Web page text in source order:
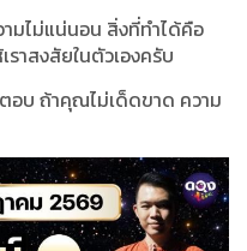
มไม่แน่นอน สิ่งที่ทำได้คือ
ราสงสัยในตัวเองครับ
อบ ถ้าคุณไม่เด็ดขาด ความ